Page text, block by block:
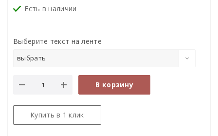
Есть в наличии
Выберите текст на ленте
выбрать
В корзину
Купить в 1 клик